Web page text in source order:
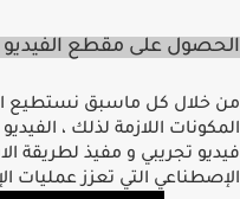
الحصول على مقطع الفيديو
من خلال كل ماسبق نستطيع
المكونات اللازمة لذلك ،
فيديو تجريبي و مفيذ لطريقة
اﻹصطناعي التي تعزز عمليات